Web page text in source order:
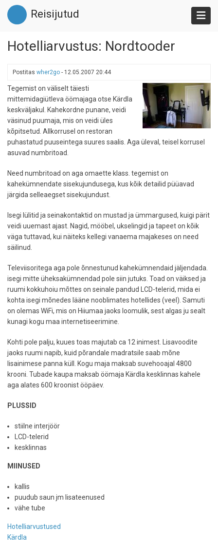
Liigu
edasi
põhisisu
Reisijutud
Hotelliarvustus: Nordtooder
Postitas wher2go - 12.05.2007 20:44
Tegemist on väliselt täiesti
mittemidagiütleva öömajaga otse Kärdla
keskväljakul. Kahekordne punane, veidi
väsinud puumaja, mis on veidi üles
kõpitsetud. Allkorrusel on restoran
puhastatud puuseintega suures saalis. Aga üleval, teisel korrusel
asuvad numbritoad.
Need numbritoad on aga omaette klass. tegemist on
kahekümnendate sisekujundusega, kus kõik detailid püüavad
järgida selleaegset sisekujundust.
Isegi lülitid ja seinakontaktid on mustad ja ümmargused, kuigi pärit
veidi uuemast ajast. Nagid, mööbel, ukselingid ja tapeet on kõik
väga tuttavad, kui näiteks kellegi vanaema majakeses on need
säilinud.
Televiisoritega aga pole õnnestunud kahekümnendaid jäljendada.
isegi mitte üheksakümnendad pole siin jutuks. Toad on väiksed ja
ruumi kokkuhoiu mõttes on seinale pandud LCD-telerid, mida ei
kohta isegi mõnedes lääne nooblimates hotellides (veel). Samuti
on olemas WiFi, mis on Hiiumaa jaoks loomulik, sest algas ju sealt
kunagi kogu maa internetiseerimine.
Kohti pole palju, kuues toas majutab ca 12 inimest. Lisavoodite
jaoks ruumi napib, kuid põrandale madratsile saab mõne
lisainimese panna küll. Kogu maja maksab suvehooajal 4800
krooni. Tubade kaupa maksab öömaja Kärdla kesklinnas kahele
aga alates 600 kroonist ööpäev.
PLUSSID
stiilne interjöör
LCD-telerid
kesklinnas
MIINUSED
kallis
puudub saun jm lisateenused
vähe tube
Hotelliarvustused
Kärdla